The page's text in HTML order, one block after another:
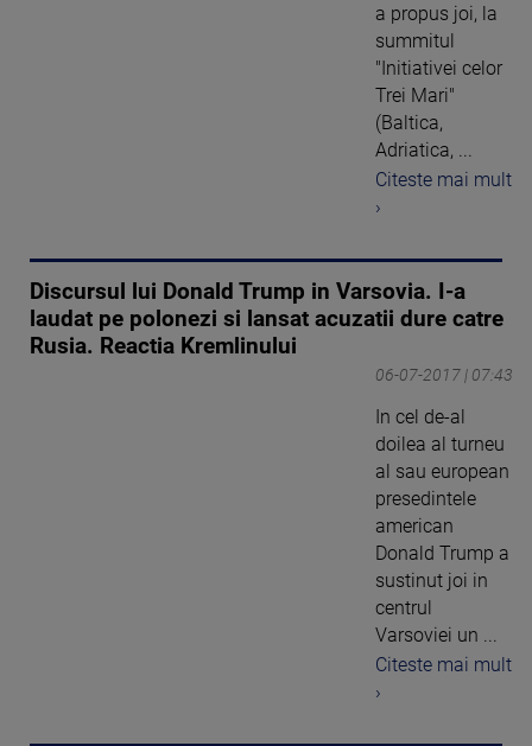
a propus joi, la
summitul
"Initiativei celor
Trei Mari"
(Baltica,
Adriatica, ...
Citeste mai mult
›
Discursul lui Donald Trump in Varsovia. I-a
laudat pe polonezi si lansat acuzatii dure catre
Rusia. Reactia Kremlinului
06-07-2017 | 07:43
In cel de-al
doilea al turneu
al sau european
presedintele
american
Donald Trump a
sustinut joi in
centrul
Varsoviei un ...
Citeste mai mult
›